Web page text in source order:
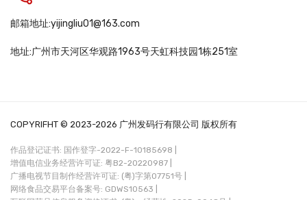
邮箱地址:yijingliu01@163.com
地址:广州市天河区华观路1963号天虹科技园1栋251室
COPYRIFHT © 2023-2026 广州发码行有限公司 版权所有
作品登记证书: 国作登字-2022-F-10185698 |
增值电信业务经营许可证: 粤B2-20220987 |
广播电视节目制作经营许可证: (粤)字第07751号 |
网络食品交易平台备案号: GDWS10563 |